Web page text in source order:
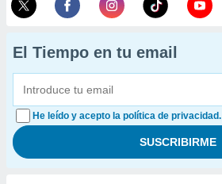
El Tiempo en tu email
He leído y acepto la política de privacidad.